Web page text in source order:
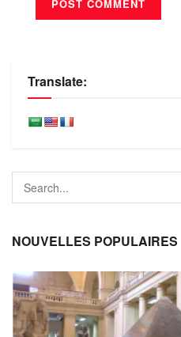
Translate:
NOUVELLES POPULAIRES